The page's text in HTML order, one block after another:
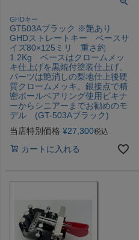
GHDキー
GT503Aブラック ※艶あり
GHDストレートキー ベースサ
イズ80×125ミリ 重さ約
1.2Kg ベースはクロームメッ
キ仕上げを黒焼付塗装仕上げ。
パーツは艶消しの梨地仕上後硬
質クロームメッキ。銀接点で精
密ボールベアリング使用ビキナ
ーからシニアーまでお勧めのモ
デル (GT-503Aブラック)
当店特別価格 ¥27,300税込
カートに入れる